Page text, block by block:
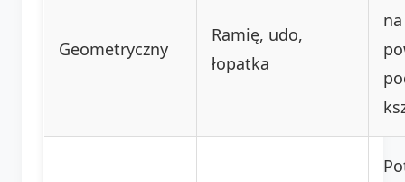
Geometryczny
Ramię, udo,
łopatka